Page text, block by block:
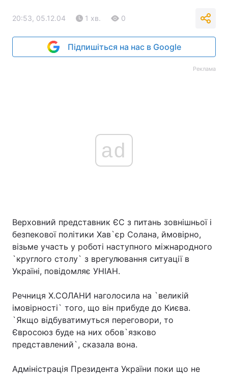
20:53, 05.12.04 1 хв. 0
Підпишіться на нас в Google
Реклама
ad
Верховний представник ЄС з питань зовнішньої і
безпекової політики Хав`єр Солана, ймовірно,
візьме участь у роботі наступного міжнародного
`круглого столу` з врегулювання ситуації в
Україні, повідомляє УНІАН.
Речниця Х.СОЛАНИ наголосила на `великій
імовірності` того, що він прибуде до Києва.
`Якщо відбуватимуться переговори, то
Євросоюз буде на них обов`язково
представлений`, сказала вона.
Адміністрація Президента України поки що не